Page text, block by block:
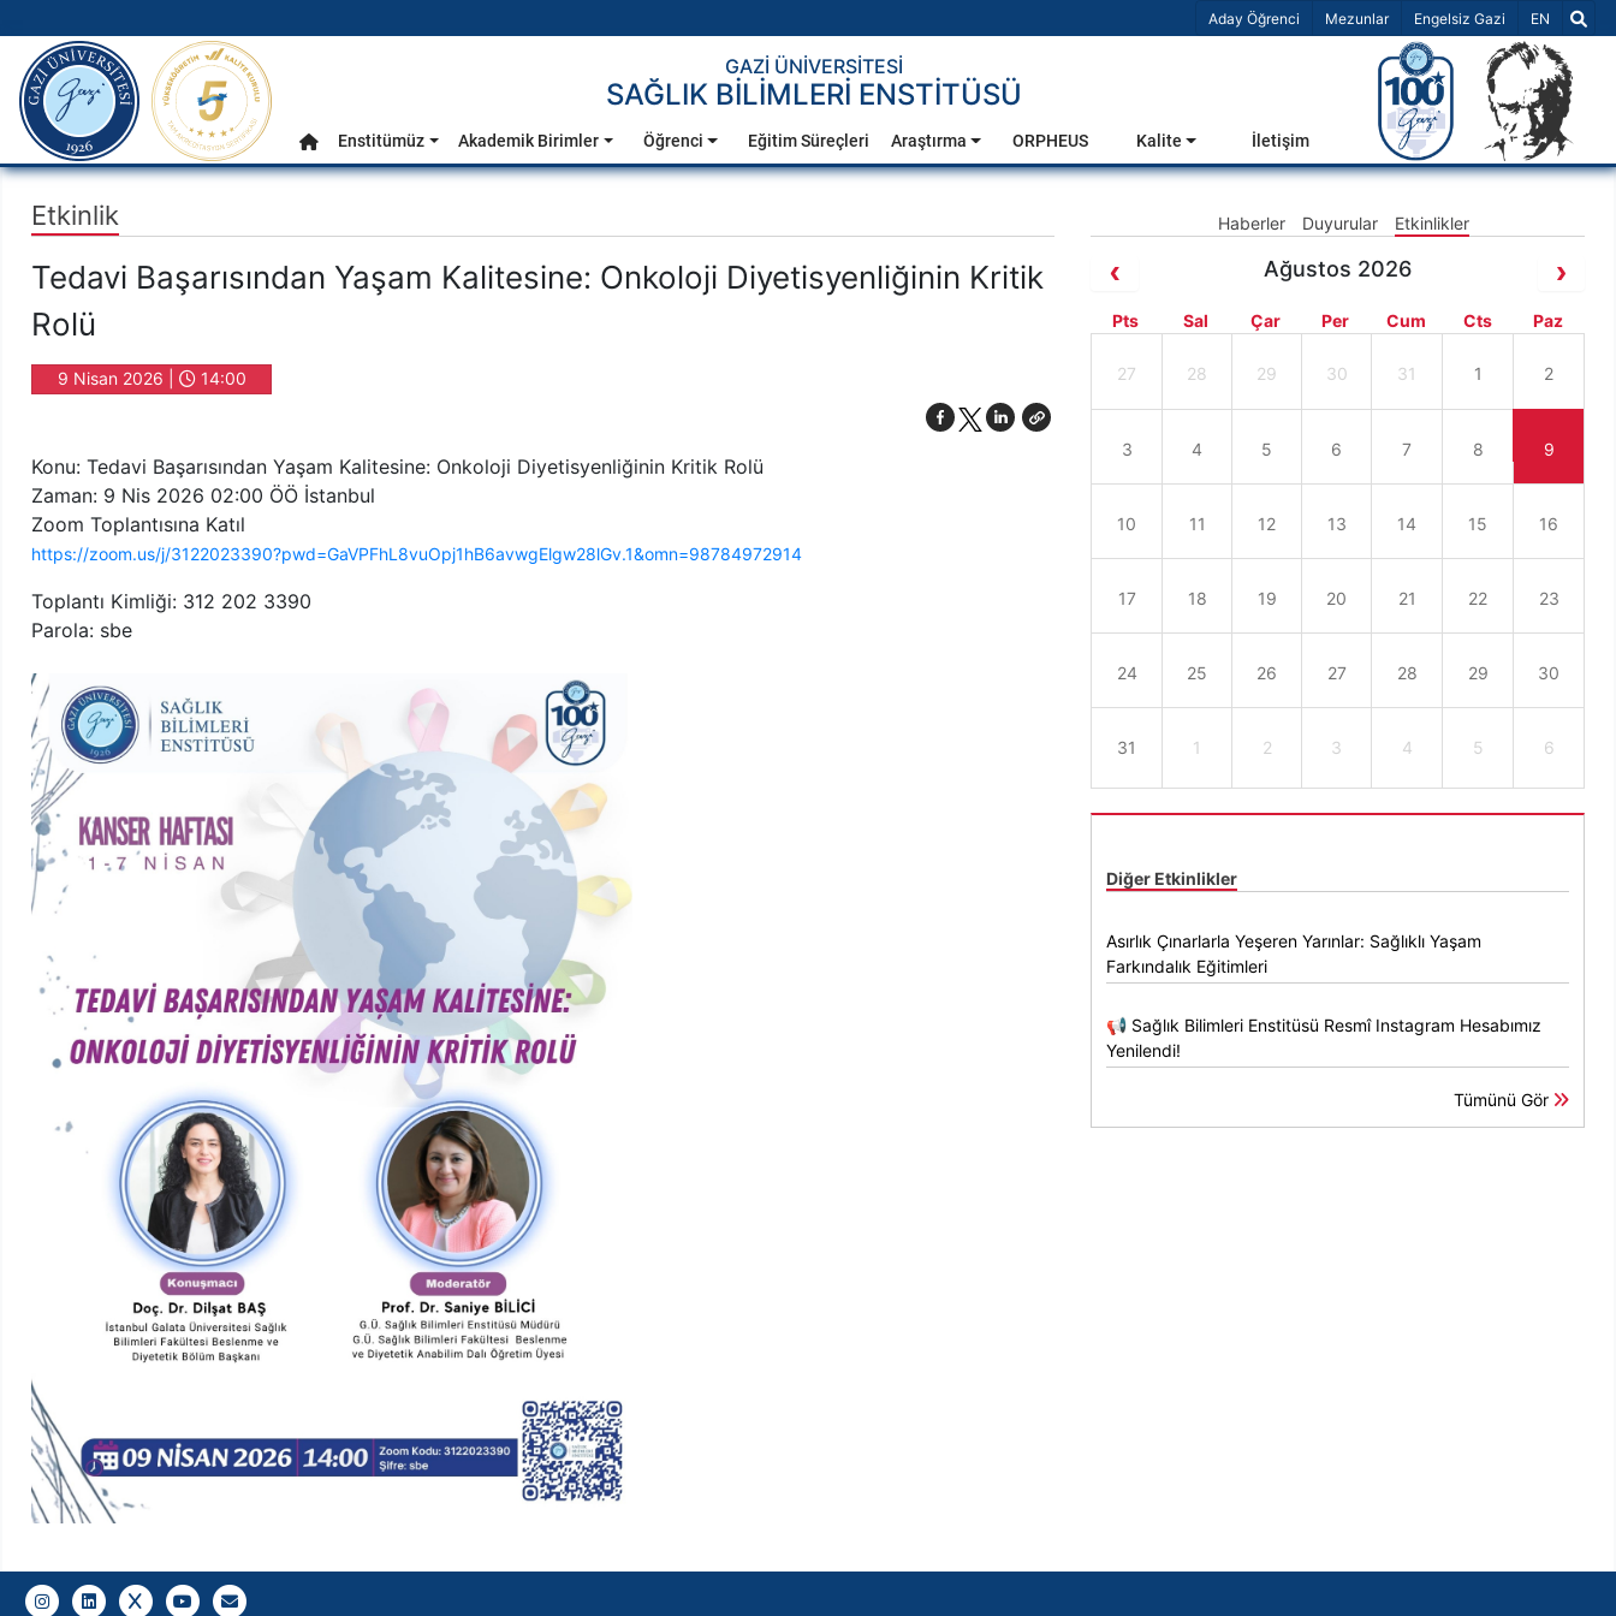
Aday Öğrenci Mezunlar Engelsiz Gazi Dil Seçiniz
EN
Ana Menü
gazi.edu.tr
GAZİ ÜNİVERSİTESİ
SAĞLIK BİLİMLERİ ENSTİTÜSÜ
Anasayfa
Enstitümüz Akademik Birimler Öğrenci Eğitim Süreçleri Araştırma ORPHEUS Kalite İletişim
Etkinlik Haberler Duyurular Etkinlikler
Tedavi Başarısından Yaşam Kalitesine: Onkoloji Diyetisyenliğinin Kritik
Rolü
9 Nisan 2026 | 14:00
Konu: Tedavi Başarısından Yaşam Kalitesine: Onkoloji Diyetisyenliğinin Kritik Rolü
Zaman: 9 Nis 2026 02:00 ÖÖ İstanbul
Zoom Toplantısına Katıl
https://zoom.us/j/3122023390?pwd=GaVPFhL8vuOpj1hB6avwgElgw28lGv.1&omn=98784972914
Toplantı Kimliği: 312 202 3390
Parola: sbe
Ağustos 2026
Pts Sal Çar Per Cum Cts Paz
27 28 29 30 31 1 2
3 4 5 6 7 8 9
10 11 12 13 14 15 16
17 18 19 20 21 22 23
24 25 26 27 28 29 30
31 1 2 3 4 5 6
Diğer Etkinlikler
Asırlık Çınarlarla Yeşeren Yarınlar: Sağlıklı Yaşam
Farkındalık Eğitimleri
📢 Sağlık Bilimleri Enstitüsü Resmî Instagram Hesabımız
Yenilendi!
Tümünü Gör
Gazi E-Mail